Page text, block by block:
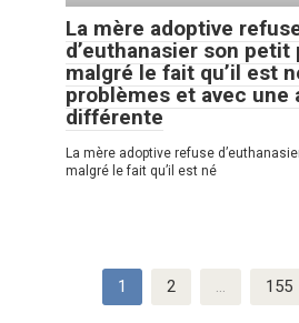
La mère adoptive
d’euthanasier son petit
malgré le fait qu’il est
problèmes et avec une
différente
La mère adoptive refuse
malgré le fait qu’il est né
1 2 … 155